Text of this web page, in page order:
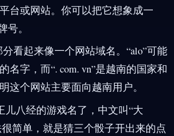
台或网站。你可以把它想象成一
号。
分看起来像一个网站域名。“alo”可能
名字，而“. com. vn”是越南的国家和
这个网站主要面向越南用户。
儿八经的游戏名了，中文叫“大
很简单，就是猜三个骰子开出来的点